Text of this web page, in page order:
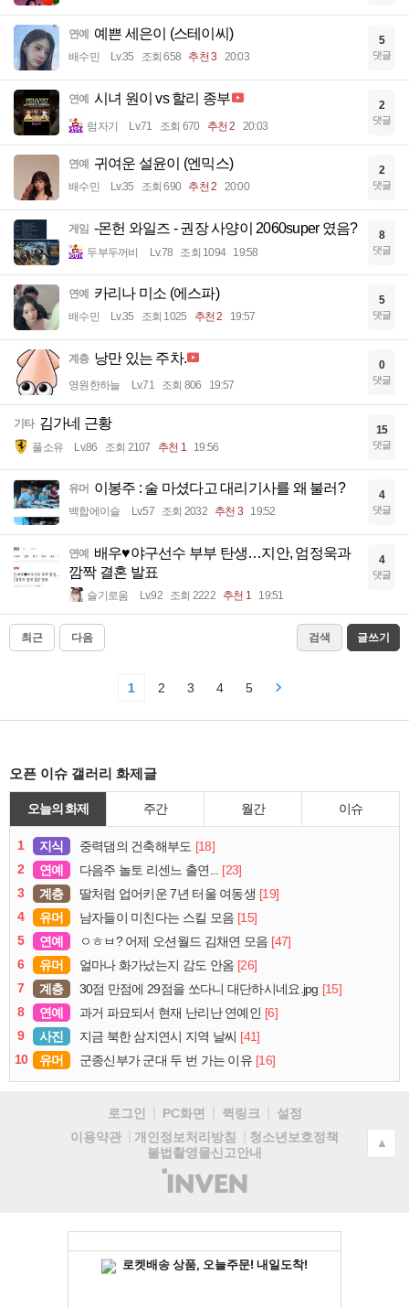
연예 예쁜 세은이 (스테이씨)
배수민 Lv.35 조회 658 추천 3 20:03
5
댓글
연예 시녀 원이 vs 할리 종부
럼자기 Lv.71 조회 670 추천 2 20:03
2
댓글
연예 귀여운 설윤이 (엔믹스)
배수민 Lv.35 조회 690 추천 2 20:00
2
댓글
게임 -몬헌 와일즈 - 권장 사양이 2060super 였음?
두부두꺼비 Lv.78 조회 1094 19:58
8
댓글
연예 카리나 미소 (에스파)
배수민 Lv.35 조회 1025 추천 2 19:57
5
댓글
계층 낭만 있는 주차.
영원한하늘 Lv.71 조회 806 19:57
0
댓글
기타 김가네 근황
풀소유 Lv.86 조회 2107 추천 1 19:56
15
댓글
유머 이봉주 : 술 마셨다고 대리기사를 왜 불러?
백합에이슬 Lv.57 조회 2032 추천 3 19:52
4
댓글
연예
배우♥야구선수 부부 탄생…지안, 엄정욱과
깜짝 결혼 발표
슬기로움 Lv.92 조회 2222 추천 1 19:51
4
댓글
최근 다음 검색 글쓰기
1 2 3 4 5
오픈 이슈 갤러리 화제글
오늘의 화제 주간 월간 이슈
1 지식 중력댐의 건축해부도 [18]
2
연예 다음주 놀토 리센느 출연... [23]
3
계층 딸처럼 업어키운 7년 터울 여동생 [19]
4
유머 남자들이 미친다는 스킬 모음 [15]
5
연예 ㅇㅎㅂ? 어제 오션월드 김채연 모음 [47]
6
유머 얼마나 화가났는지 감도 안옴 [26]
7
계층 30점 만점에 29점을 쏘다니 대단하시네요.jpg [15]
8
연예 과거 파묘되서 현재 난리난 연예인 [6]
9
사진 지금 북한 삼지연시 지역 날씨 [41]
10
유머 군종신부가 군대 두 번 가는 이유 [16]
로그인 PC화면 퀵링크
설정
이용약관
개인정보처리방침
청소년보호정책
불법촬영물신고안내
(주)
인
▲